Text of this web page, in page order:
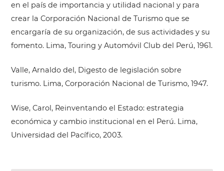
en el país de importancia y utilidad nacional y para
crear la Corporación Nacional de Turismo que se
encargaría de su organización, de sus actividades y su
fomento. Lima, Touring y Automóvil Club del Perú, 1961.
Valle, Arnaldo del, Digesto de legislación sobre
turismo. Lima, Corporación Nacional de Turismo, 1947.
Wise, Carol, Reinventando el Estado: estrategia
económica y cambio institucional en el Perú. Lima,
Universidad del Pacífico, 2003.